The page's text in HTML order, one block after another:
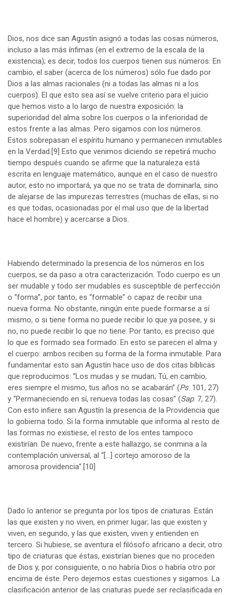
Dios, nos dice san Agustín asignó a todas las cosas números,
incluso a las más ínfimas (en el extremo de la escala de la
existencia); es decir, todos los cuerpos tienen sus números. En
cambio, el saber (acerca de los números) sólo fue dado por
Dios a las almas racionales (ni a todas las almas ni a los
cuerpos). El que esto sea así se vuelve criterio para el juicio
que hemos visto a lo largo de nuestra exposición: la
superioridad del alma sobre los cuerpos o la inferioridad de
estos frente a las almas. Pero sigamos con los números.
Estos sobrepasan el espíritu humano y permanecen inmutables
en la Verdad.[9] Esto que venimos diciendo se repetirá mucho
tiempo después cuando se afirme que la naturaleza está
escrita en lenguaje matemático, aunque en el caso de nuestro
autor, esto no importará, ya que no se trata de dominarla, sino
de alejarse de las impurezas terrestres (muchas de ellas, si no
es que todas, ocasionadas por el mal uso que de la libertad
hace el hombre) y acercarse a Dios.
Habiendo determinado la presencia de los números en los
cuerpos, se da paso a otra caracterización. Todo cuerpo es un
ser mudable y todo ser mudables es susceptible de perfección
o “forma”, por tanto, es “formable” o capaz de recibir una
nueva forma. No obstante, ningún ente puede formarse a sí
mismo, o si tiene forma no puede recibir lo que ya posee, y si
no, no puede recibir lo que no tiene. Por tanto, es preciso que
lo que es formado sea formado. En esto se parecen el alma y
el cuerpo: ambos reciben su forma de la forma inmutable. Para
fundamentar esto san Agustín hace uso de dos citas bíblicas
que reproducimos: “Los mudas y se mudan; Tú, en cambio,
eres siempre el mismo, tus años no se acabarán” (Ps. 101, 27)
y “Permaneciendo en sí, renueva todas las cosas” (Sap. 7, 27).
Con esto infiere san Agustín la presencia de la Providencia que
lo gobierna todo. Si la forma inmutable que informa al resto de
las formas no existiese, el resto de los entes tampoco
existirían. De nuevo, frente a este hallazgo, se conmina a la
contemplación universal, al “[…] cortejo amoroso de la
amorosa providencia”.[10]
Dado lo anterior se pregunta por los tipos de criaturas. Están
las que existen y no viven, en primer lugar; las que existen y
viven, en segundo, y las que existen, viven y entienden en
tercero. Si hubiese, se aventura el filósofo africano a decir, otro
tipo de criaturas que éstas, existirían bienes que no proceden
de Dios y, por consiguiente, o no habría Dios o habría otro por
encima de éste. Pero dejemos estas cuestiones y sigamos. La
clasificación anterior de las criaturas puede ser reclasificada en